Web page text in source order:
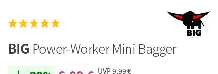
BIG Power-Worker Mini Bagger
UVP9,99 €